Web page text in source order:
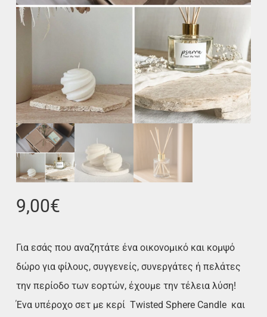
9,00€
Για εσάς που αναζητάτε ένα οικονομικό και κομψό
δώρο για φίλους, συγγενείς, συνεργάτες ή πελάτες
την περίοδο των εορτών, έχουμε την τέλεια λύση!
Ένα υπέροχο σετ με κερί Twisted Sphere Candle και